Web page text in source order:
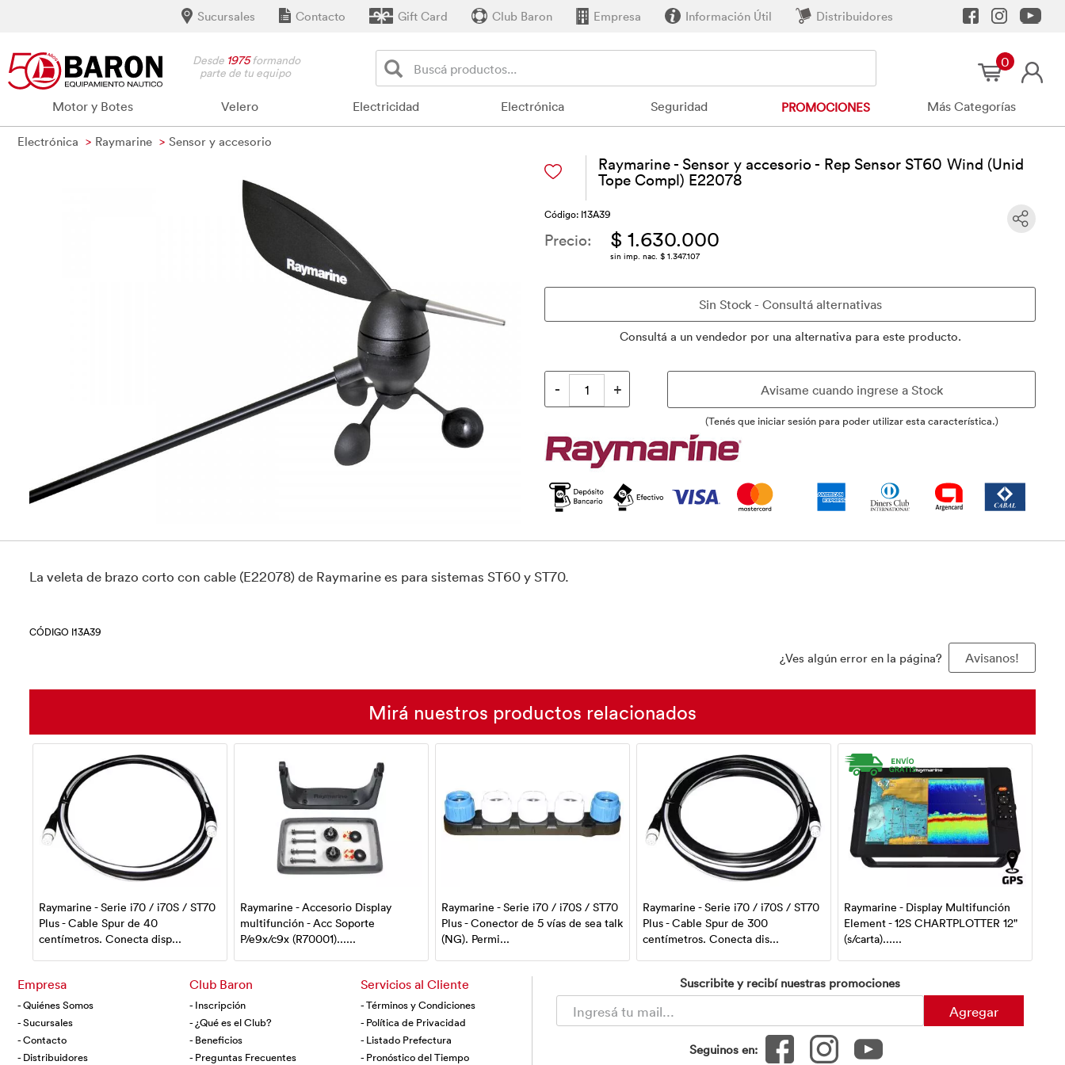
Distribuidores
Información Útil
Empresa
Club Baron
Gift Card
Contacto
Sucursales
Desde 1975formando
parte de tu equipo
0
Motor y Botes Velero Electricidad Electrónica Seguridad PROMOCIONES Más Categorías
Electrónica Raymarine Sensor y accesorio
Raymarine - Sensor y accesorio - Rep Sensor ST60 Wind (Unid
Tope Compl) E22078
Código: I13A39
Precio: $ 1.630.000
sin imp. nac. $ 1.347.107
Consultá a un vendedor por una alternativa para este producto.
(Tenés que iniciar sesión para poder utilizar esta característica.)
La veleta de brazo corto con cable (E22078) de Raymarine es para sistemas ST60 y ST70.
CÓDIGO I13A39
¿Ves algún error en la página? Avisanos!
Mirá nuestros productos relacionados
Raymarine - Serie i70 / i70S / ST70
Plus - Cable Spur de 40
centímetros. Conecta disp...
Raymarine - Accesorio Display
multifunción - Acc Soporte
P/e9x/c9x (R70001)......
Raymarine - Serie i70 / i70S / ST70
Plus - Conector de 5 vías de sea talk
(NG). Permi...
Raymarine - Serie i70 / i70S / ST70
Plus - Cable Spur de 300
centímetros. Conecta dis...
Raymarine - Display Multifunción
Element - 12S CHARTPLOTTER 12"
(s/carta)......
Empresa
- Quiénes Somos
- Sucursales
- Contacto
- Distribuidores
Club Baron
- Inscripción
- ¿Qué es el Club?
- Beneficios
- Preguntas Frecuentes
Servicios al Cliente
- Términos y Condiciones
- Política de Privacidad
- Listado Prefectura
- Pronóstico del Tiempo
Suscribite y recibí nuestras promociones
Agregar
Seguinos en: